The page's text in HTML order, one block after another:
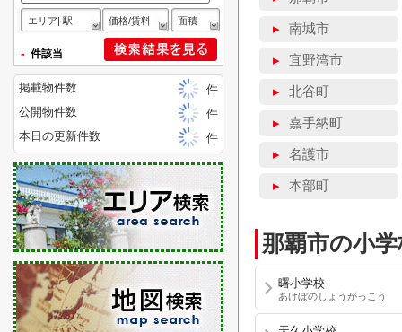
▸ 南城市
▸ 宜野湾市
▸ 北谷町
▸ 嘉手納町
▸ 名護市
▸ 本部町
那覇市の小
曙小学校
あけぼのしょうがっこう
エリア| 駅 価格/賃料 面積
- 件該当
掲載物件数
件
公開物件数
件
本日の更新件数
件